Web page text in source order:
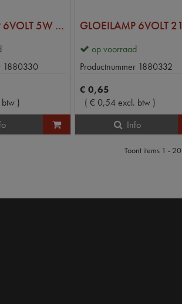
GLOEILAMP 6VOLT 5W BOL DASH.
1880330
)
op voorraad
Productnummer 1880332
€ 0,65
( €0,54excl. btw )
Info
Toont items 1 - 20